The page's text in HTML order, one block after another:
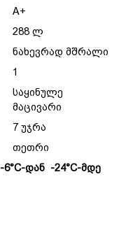
A+
288 ლ
ნახევრად მშრალი
1
საყინულე
მაცივარი
7 უჯრა
თეთრი
-6°C-დან -24°C-მდე